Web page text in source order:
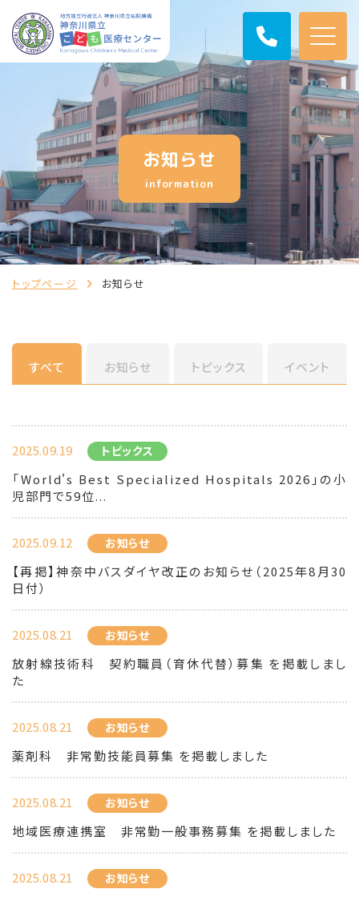
お知らせ
information
トップページ お知らせ
すべて お知らせ トピックス イベント
2025.09.19 トピックス
「World's Best Specialized Hospitals 2026」の小
児部門で59位...
2025.09.12 お知らせ
【再掲】神奈中バスダイヤ改正のお知らせ（2025年8月30
日付）
2025.08.21 お知らせ
放射線技術科 契約職員（育休代替）募集 を掲載しまし
た
2025.08.21 お知らせ
薬剤科 非常勤技能員募集 を掲載しました
2025.08.21 お知らせ
地域医療連携室 非常勤一般事務募集 を掲載しました
2025.08.21 お知らせ